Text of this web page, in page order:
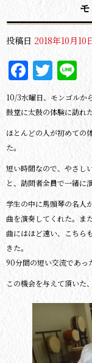
投稿日 2018年10月10
10/3水曜日、モンゴルか
鼓堂に太鼓の体験に訪れた
ほとんどの人が初めての
た。
短い時間なので、やさし
と、訪問者全員で一緒に
学生の中に馬頭琴の名人
曲を演奏してくれた。ま
曲にはほど遠い、こちら
きた。
90分間の短い交流であっ
この機会を与えて頂いた